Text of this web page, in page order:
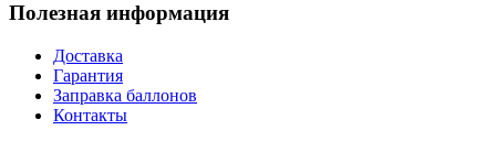
Полезная информация
Доставка
Гарантия
Заправка баллонов
Контакты